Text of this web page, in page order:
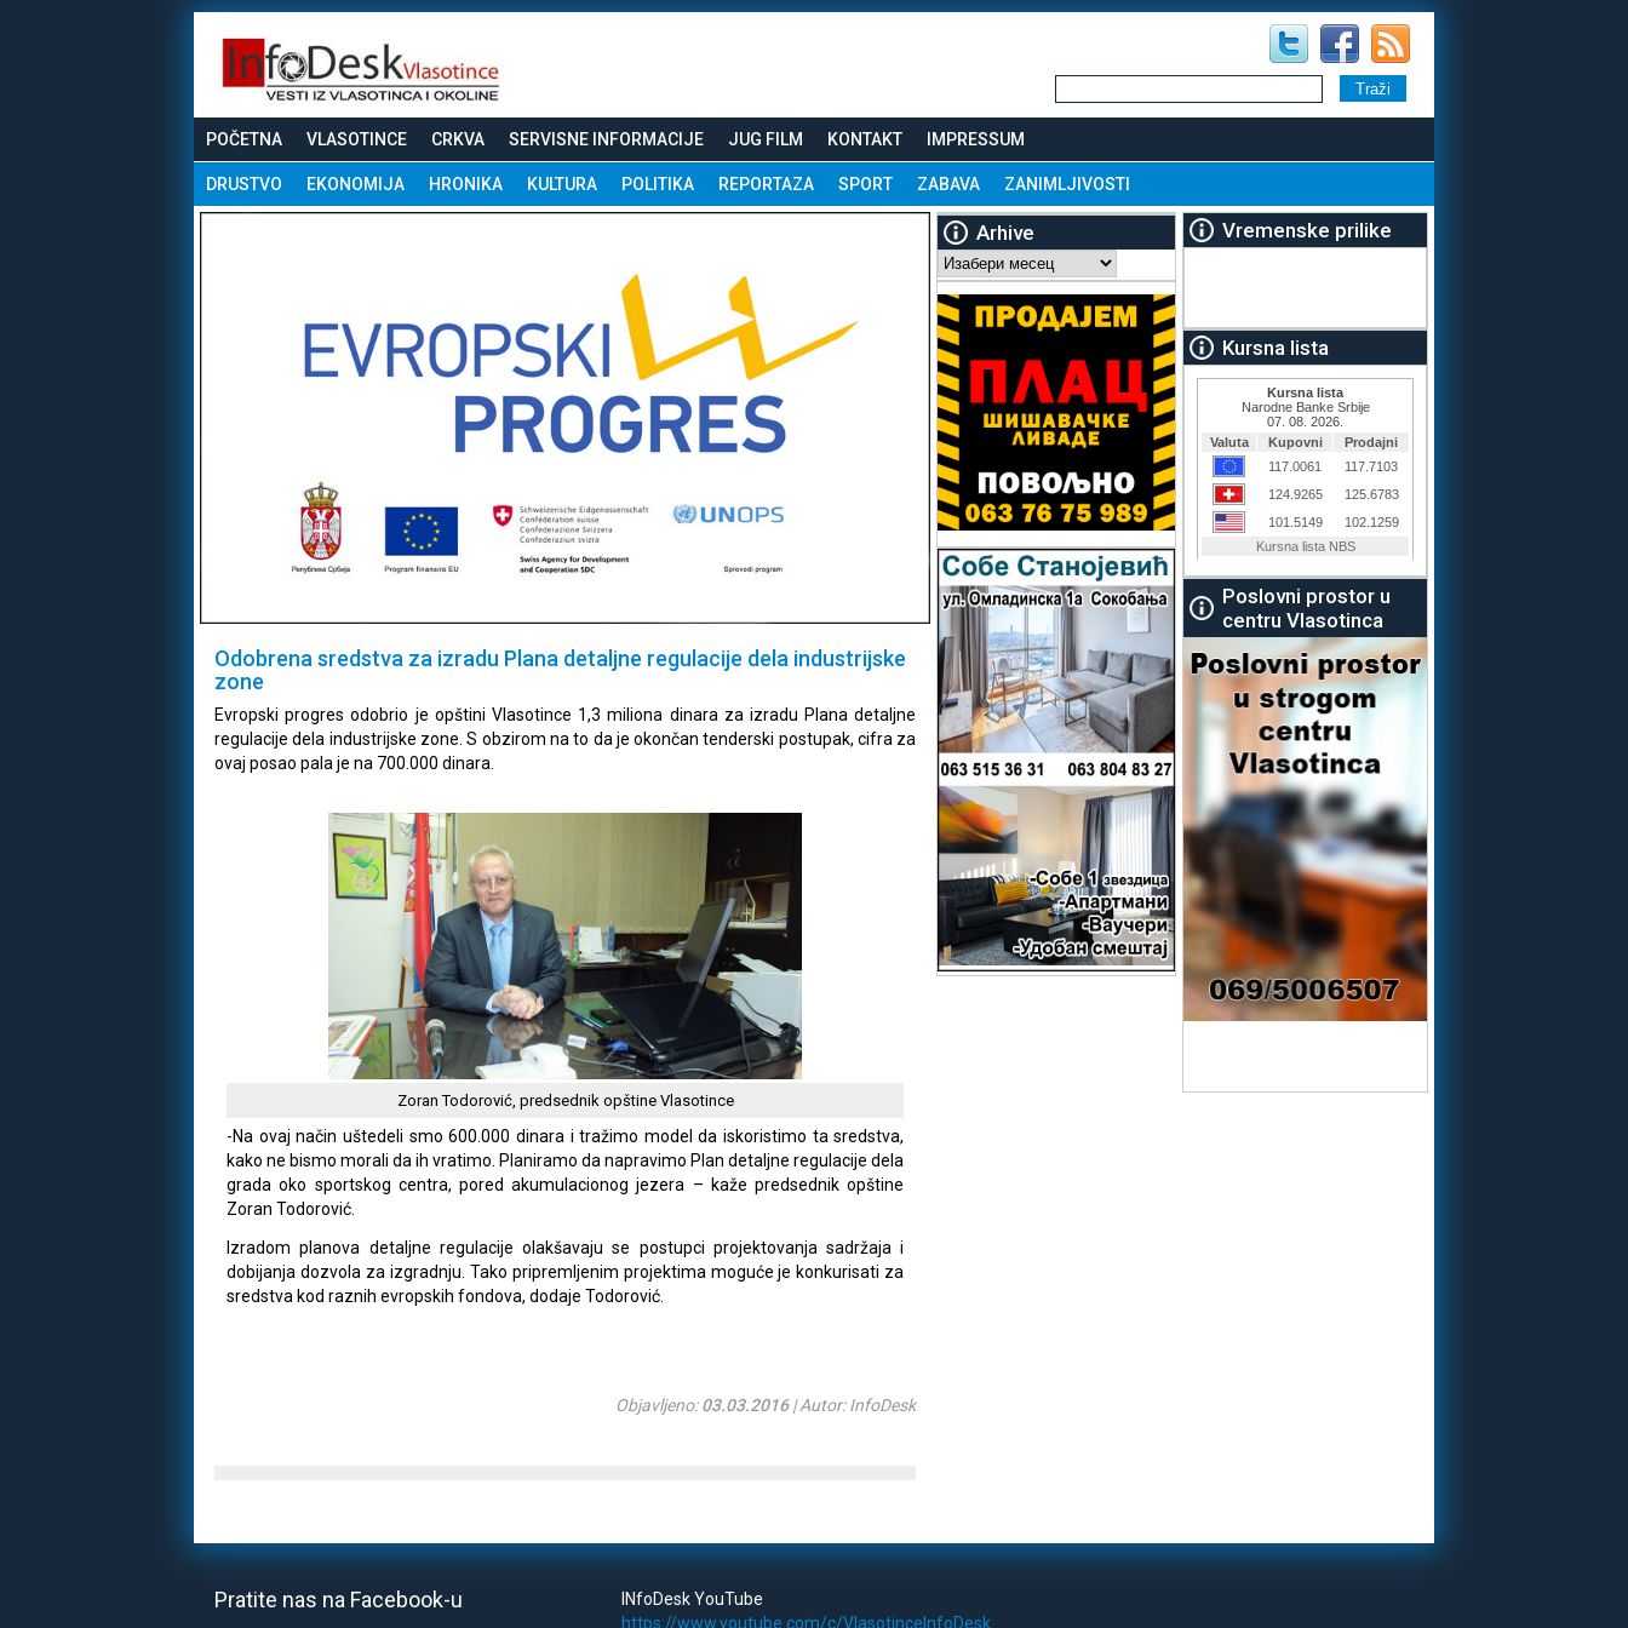
POČETNA VLASOTINCE CRKVA SERVISNE INFORMACIJE JUG FILM KONTAKT IMPRESSUM
DRUSTVO EKONOMIJA HRONIKA KULTURA POLITIKA REPORTAZA SPORT ZABAVA ZANIMLJIVOSTI
Odobrena sredstva za izradu Plana detaljne regulacije dela industrijske
zone
Evropski progres odobrio je opštini Vlasotince 1,3 miliona dinara za izradu Plana detaljne
regulacije dela industrijske zone. S obzirom na to da je okončan tenderski postupak, cifra za
ovaj posao pala je na 700.000 dinara.
Zoran Todorović, predsednik opštine Vlasotince
-Na ovaj način uštedeli smo 600.000 dinara i tražimo model da iskoristimo ta sredstva,
kako ne bismo morali da ih vratimo. Planiramo da napravimo Plan detaljne regulacije dela
grada oko sportskog centra, pored akumulacionog jezera – kaže predsednik opštine
Zoran Todorović.
Izradom planova detaljne regulacije olakšavaju se postupci projektovanja sadržaja i
dobijanja dozvola za izgradnju. Tako pripremljenim projektima moguće je konkurisati za
sredstva kod raznih evropskih fondova, dodaje Todorović.
Objavljeno:03.03.2016| Autor: InfoDesk
Arhive
Arhive
Vremenske prilike
Kursna lista
Poslovni prostor u
centru Vlasotinca
Pratite nas na Facebook-u
INfoDesk YouTube
https://www.youtube.com/c/VlasotinceInfoDesk